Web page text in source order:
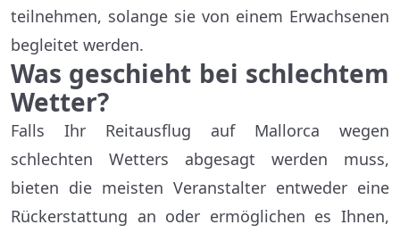
teilnehmen, solange sie von einem Erwachsenen
begleitet werden.
Was geschieht bei schlechtem
Wetter?
Falls Ihr Reitausflug auf Mallorca wegen
schlechten Wetters abgesagt werden muss,
bieten die meisten Veranstalter entweder eine
Rückerstattung an oder ermöglichen es Ihnen,